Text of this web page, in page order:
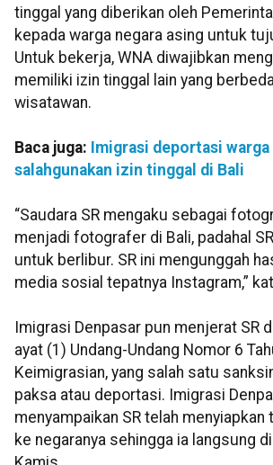
tinggal yang diberikan oleh
kepada warga negara asing untuk
Untuk bekerja, WNA diwajibkan
memiliki izin tinggal lain yang
wisatawan.
Baca juga: Imigrasi deportasi warga
salahgunakan izin tinggal di Bali
“Saudara SR mengaku sebagai
menjadi fotografer di Bali, padahal
untuk berlibur. SR ini mengunggah
media sosial tepatnya Instagram,”
Imigrasi Denpasar pun menjerat SR
ayat (1) Undang-Undang Nomor 6
Keimigrasian, yang salah satu
paksa atau deportasi. Imigrasi
menyampaikan SR telah
ke negaranya sehingga ia langsung